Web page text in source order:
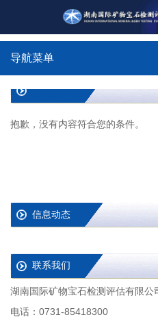
导航菜单
抱歉，没有内容符合您的条件。
信息动态
联系我们
湖南国际矿物宝石检测评估有限公
电话：0731-85418300